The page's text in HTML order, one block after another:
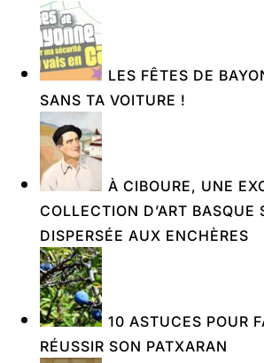
LES FÊTES DE
SANS TA VOITURE !
À CIBOURE, UNE
COLLECTION D’ART BASQUE
DISPERSÉE AUX ENCHÈRES
10 ASTUCES POUR
RÉUSSIR SON PATXARAN